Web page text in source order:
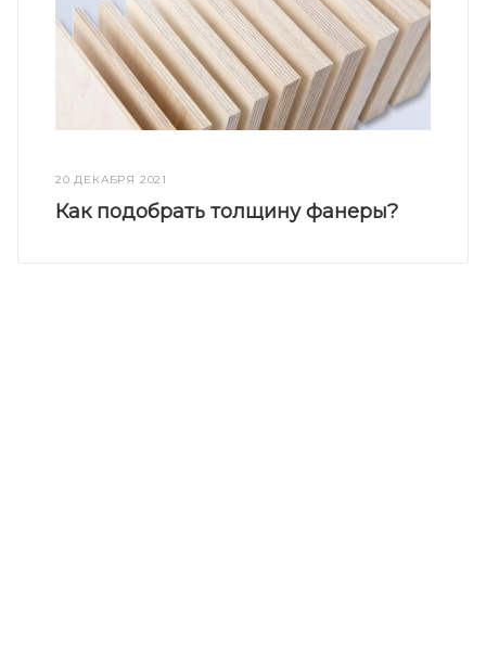
20 ДЕКАБРЯ 2021
Как подобрать толщину фанеры?